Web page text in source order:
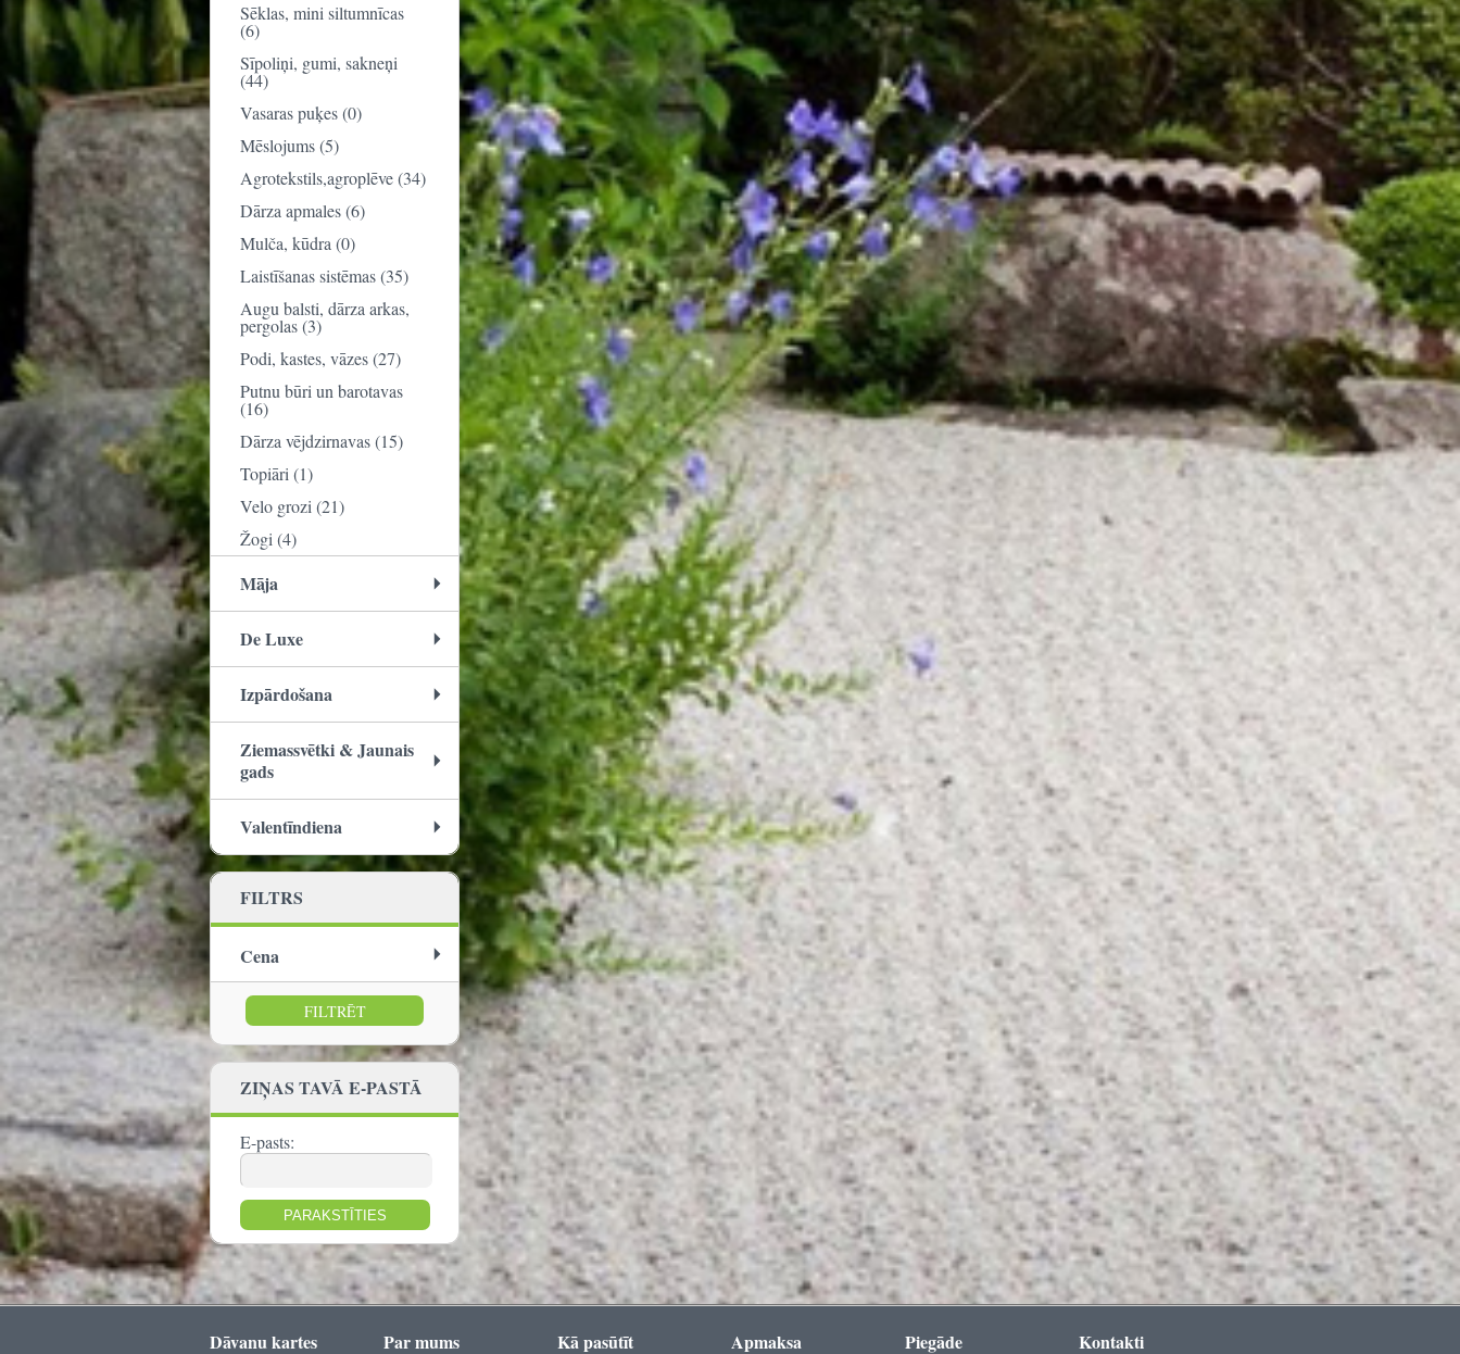
Sēklas, mini siltumnīcas
(6)
Sīpoliņi, gumi, sakneņi
(44)
Vasaras puķes (0)
Mēslojums (5)
Agrotekstils,agroplēve (34)
Dārza apmales (6)
Mulča, kūdra (0)
Laistīšanas sistēmas (35)
Augu balsti, dārza arkas,
pergolas (3)
Podi, kastes, vāzes (27)
Putnu būri un barotavas
(16)
Dārza vējdzirnavas (15)
Topiāri (1)
Velo grozi (21)
Žogi (4)
Māja
De Luxe
Izpārdošana
Ziemassvētki & Jaunais
gads
Valentīndiena
FILTRS
Cena
no: līdz:
ZIŅAS TAVĀ E-PASTĀ
E-pasts:
Dāvanu kartes Par mums Kā pasūtīt Apmaksa Piegāde Kontakti